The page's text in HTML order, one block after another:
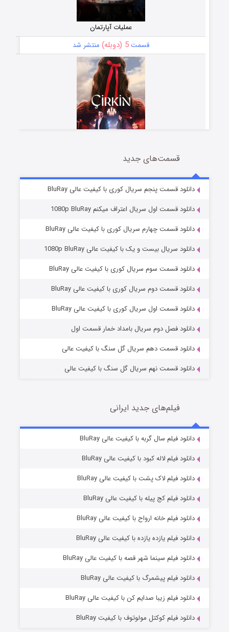
عملیات آپارتمان
قسمت5 (دوبله) منتشر شد
سریال زشت
قسمت2 (زیرنویس) منتشر شد
مردگان متحرک: شهر مرده ۳
قسمت2 (زیرنویس) منتشر شد
قسمت7 (زیرنویس) منتشر شد
قسمت‌های جدید
دانلود قسمت پنجم سریال کوری با کیفیت عالی BluRay
دانلود قسمت اول سریال اعتراف میکنم 1080p BluRay
دانلود قسمت چهارم سریال کوری با کیفیت عالی BluRay
دانلود سریال بیست و یک با کیفیت عالی 1080p BluRay
دانلود قسمت سوم سریال کوری با کیفیت عالی BluRay
دانلود قسمت دوم سریال کوری با کیفیت عالی BluRay
دانلود قسمت اول سریال کوری با کیفیت عالی BluRay
دانلود فصل دوم سریال بامداد خمار قسمت اول
دانلود قسمت دهم سریال گل سنگ با کیفیت عالی
دانلود قسمت نهم سریال گل سنگ با کیفیت عالی
فیلم‌های جدید ایرانی
دانلود فیلم سال گربه با کیفیت عالی BluRay
دانلود فیلم لاله کبود با کیفیت عالی BluRay
دانلود فیلم لاک پشت با کیفیت عالی BluRay
دانلود فیلم کج‌ پیله با کیفیت عالی BluRay
دانلود فیلم خانه ارواح با کیفیت عالی BluRay
دانلود فیلم یازده یازده با کیفیت عالی BluRay
دانلود فیلم سینما شهر قصه با کیفیت عالی BluRay
دانلود فیلم پیشمرگ با کیفیت عالی BluRay
دانلود فیلم زیبا صدایم کن با کیفیت عالی BluRay
دانلود فیلم کوکتل مولوتوف با کیفیت BluRay